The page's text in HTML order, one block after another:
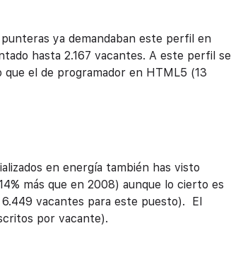
ya demandaban este perfil en
hasta 2.167 vacantes. A este perfil se
que el de programador en HTML5 (13
en energía también has visto
más que en 2008) aunque lo cierto es
vacantes para este puesto). El
por vacante).